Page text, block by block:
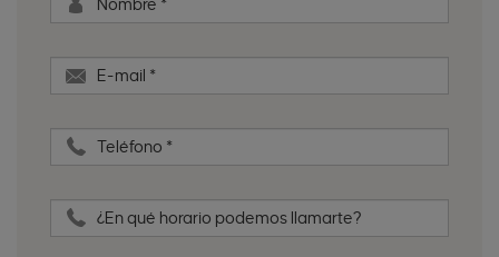
Nombre *
E-mail *
Teléfono *
¿En qué horario podemos llamarte?